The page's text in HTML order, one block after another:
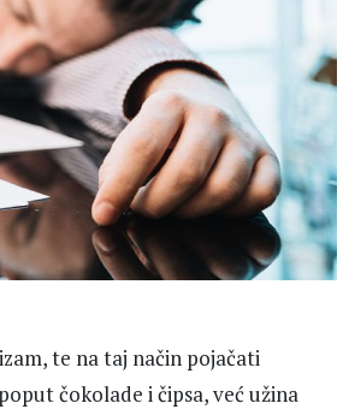
te na taj način pojačati
čokolade i čipsa, već užina